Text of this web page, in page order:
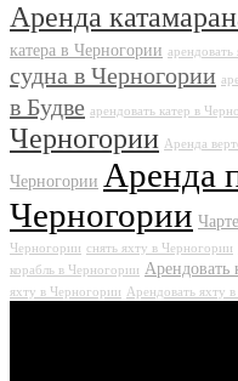
Аренда
катера в Черногории арендовать
судна в Черногории
в Будве арендовать катер в
Черногории Аренда
Черногории Аренда
Черногории
Черногории снять яхту в Черногории
корабль в Черногории Арендовать
яхту в Черногории Арендовать яхту